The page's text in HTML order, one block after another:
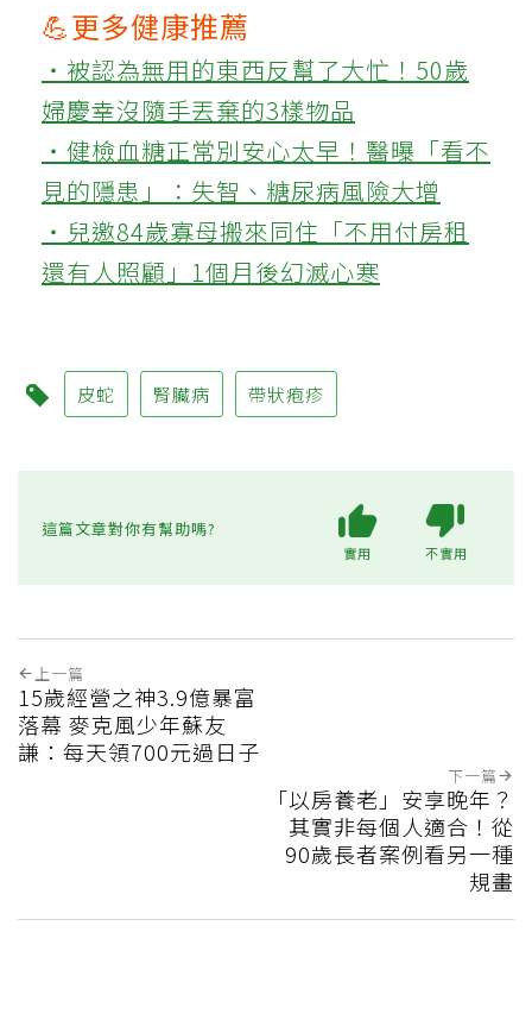
💪更多健康推薦
‧被認為無用的東西反幫了大忙！50歲
婦慶幸沒隨手丟棄的3樣物品
‧健檢血糖正常別安心太早！醫曝「看不
見的隱患」：失智、糖尿病風險大增
‧兒邀84歲寡母搬來同住「不用付房租
還有人照顧」1個月後幻滅心寒
皮蛇 腎臟病 帶狀疱疹
這篇文章對你有幫助嗎?
實用 不實用
上一篇
15歲經營之神3.9億暴富
落幕 麥克風少年蘇友
謙：每天領700元過日子
下一篇
「以房養老」安享晚年？
其實非每個人適合！從
90歲長者案例看另一種
規畫